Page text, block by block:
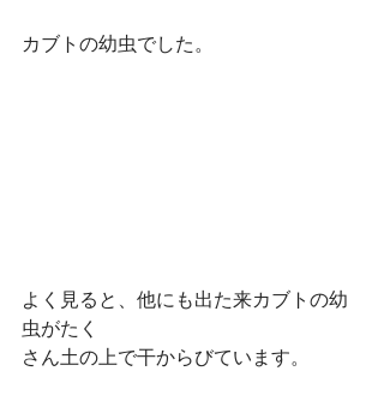
カブトの幼虫でした。
よく見ると、他にも出た来カブトの幼
虫がたく
さん土の上で干からびています。